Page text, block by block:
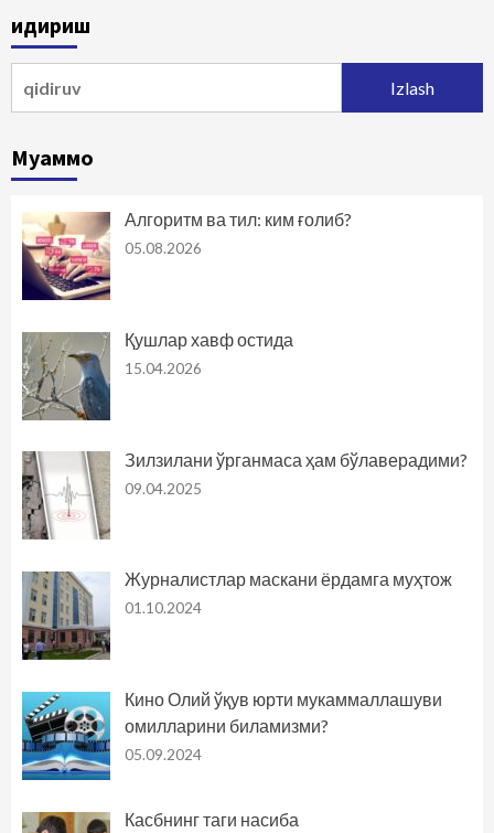
Қидириш
Муаммо
Алгоритм ва тил: ким ғолиб?
05.08.2026
Қушлар хавф остида
15.04.2026
Зилзилани ўрганмаса ҳам бўлаверадими?
09.04.2025
Журналистлар маскани ёрдамга муҳтож
01.10.2024
Кино Олий ўқув юрти мукаммаллашуви
омилларини биламизми?
05.09.2024
Касбнинг таги насиба